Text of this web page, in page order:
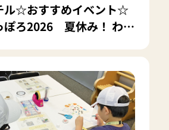
ル☆おすすめイベント☆
ぽろ2026 夏休み！ わく